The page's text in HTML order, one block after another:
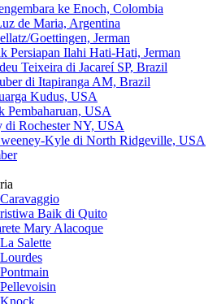
ke Enoch, Colombia
de Maria, Argentina
Goettingen, Jerman
Persiapan Ilahi Hati-Hati, Jerman
Teixeira di Jacareí SP, Brazil
di Itapiranga AM, Brazil
Kudus, USA
Pembaharuan, USA
di Rochester NY, USA
Kyle di North Ridgeville, USA
Baik di Quito
Mary Alacoque
Salette
Knock